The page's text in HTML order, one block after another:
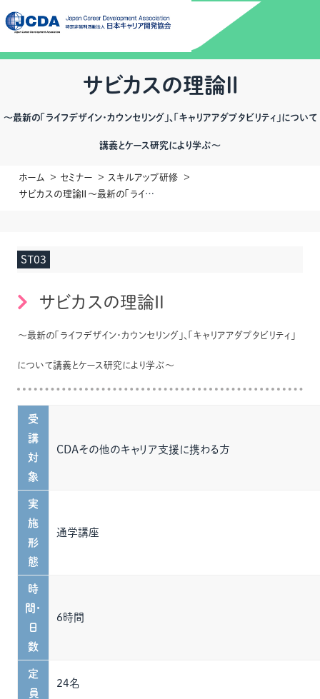
サビカスの理論Ⅱ
～最新の「ライフデザイン・カウンセリング」、「キャリアアダプタビリティ」について
講義とケース研究により学ぶ～
ホーム セミナー
スキルアップ研修
サビカスの理論Ⅱ～最新の「ライフデザイン・カウンセリング」、「キャリアアダプタビリティ」について講義とケース研究により学ぶ～
ST03
サビカスの理論Ⅱ
～最新の「ライフデザイン・カウンセリング」、「キャリアアダプタビリティ」
について講義とケース研究により学ぶ～
受
講
対
象
CDAその他のキャリア支援に携わる方
実
施
形
態
通学講座
時
間・
日
数
6時間
定
員
24名